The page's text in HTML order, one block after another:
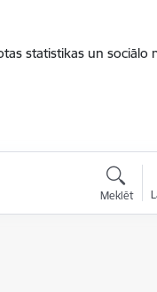
statistikas un sociālo
Meklēt